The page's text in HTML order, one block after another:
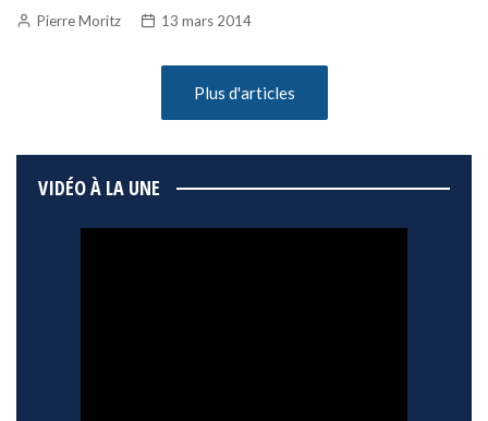
Pierre Moritz 13 mars 2014
Plus d'articles
VIDÉO À LA UNE